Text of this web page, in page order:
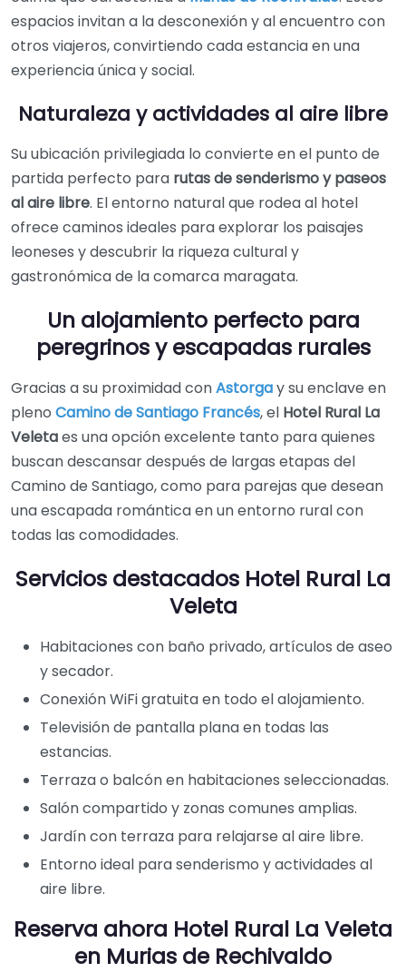
espacios invitan a la desconexión y al encuentro con
otros viajeros, convirtiendo cada estancia en una
experiencia única y social.
Naturaleza y actividades al aire libre
Su ubicación privilegiada lo convierte en el punto de
partida perfecto para rutas de senderismo y paseos
al aire libre. El entorno natural que rodea al hotel
ofrece caminos ideales para explorar los paisajes
leoneses y descubrir la riqueza cultural y
gastronómica de la comarca maragata.
Un alojamiento perfecto para
peregrinos y escapadas rurales
Gracias a su proximidad conAstorgay su enclave en
pleno Camino de Santiago Francés, el Hotel Rural La
Veletaes una opción excelente tanto para quienes
buscan descansar después de largas etapas del
Camino de Santiago, como para parejas que desean
una escapada romántica en un entorno rural con
todas las comodidades.
Servicios destacados Hotel Rural La
Veleta
Habitaciones con baño privado, artículos de aseo
y secador.
Conexión WiFi gratuita en todo el alojamiento.
Televisión de pantalla plana en todas las
estancias.
Terraza o balcón en habitaciones seleccionadas.
Salón compartido y zonas comunes amplias.
Jardín con terraza para relajarse al aire libre.
Entorno ideal para senderismo y actividades al
aire libre.
Reserva ahora Hotel Rural La Veleta
en Murias de Rechivaldo